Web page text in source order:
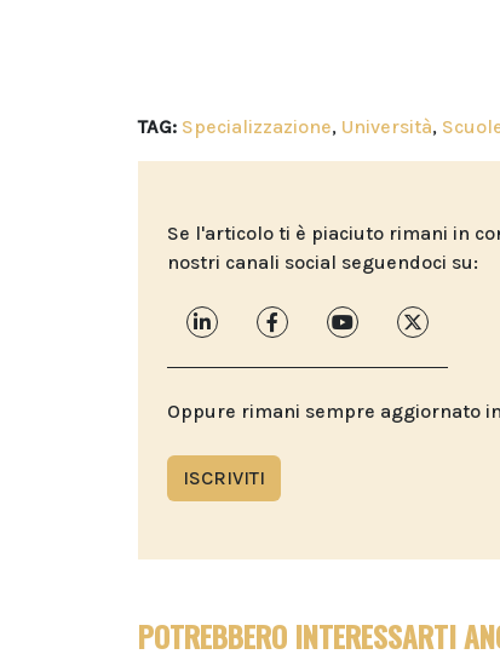
TAG: Specializzazione, Università,
Se l'articolo ti è piaciuto rimani in
nostri canali social seguendoci su:
Oppure rimani sempre aggiornato
ISCRIVITI
POTREBBERO INTERESSARTI